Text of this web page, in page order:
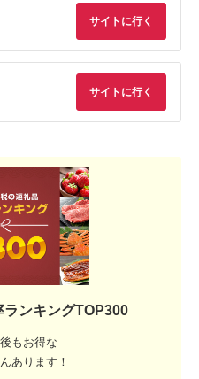
サイトに行く
サイトに行く
ンキングTOP300
もお得な
あります！